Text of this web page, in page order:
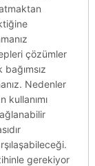
çözümler
Nedenler
gerekiyor